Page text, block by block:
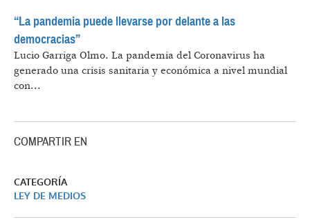
“La pandemia puede llevarse por delante a las
democracias”
Lucio Garriga Olmo. La pandemia del Coronavirus ha
generado una crisis sanitaria y económica a nivel mundial
con...
COMPARTIR EN
CATEGORÍA
LEY DE MEDIOS